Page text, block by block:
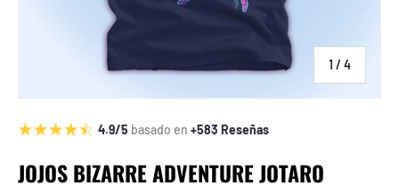
1 / de
4
4.9/5 basado en +583 Reseñas
JOJOS BIZARRE ADVENTURE JOTARO